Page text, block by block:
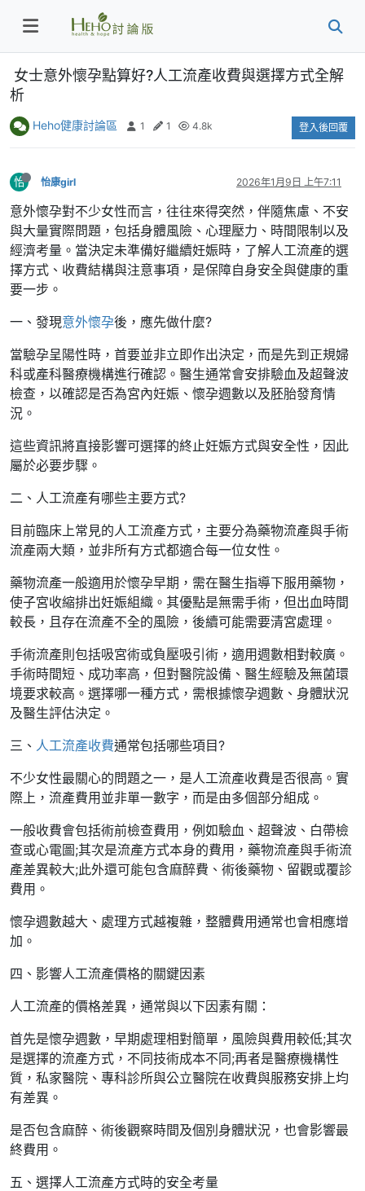
女士意外懷孕點算好?人工流產收費與選擇方式全解
析
Heho健康討論區 1 1 4.8k 登入後回覆
怡 怡康girl 2026年1月9日 上午7:11
意外懷孕對不少女性而言，往往來得突然，伴隨焦慮、不安
與大量實際問題，包括身體風險、心理壓力、時間限制以及
經濟考量。當決定未準備好繼續妊娠時，了解人工流產的選
擇方式、收費結構與注意事項，是保障自身安全與健康的重
要一步。
一、發現意外懷孕後，應先做什麼?
當驗孕呈陽性時，首要並非立即作出決定，而是先到正規婦
科或產科醫療機構進行確認。醫生通常會安排驗血及超聲波
檢查，以確認是否為宮內妊娠、懷孕週數以及胚胎發育情
況。
這些資訊將直接影響可選擇的終止妊娠方式與安全性，因此
屬於必要步驟。
二、人工流產有哪些主要方式?
目前臨床上常見的人工流產方式，主要分為藥物流產與手術
流產兩大類，並非所有方式都適合每一位女性。
藥物流產一般適用於懷孕早期，需在醫生指導下服用藥物，
使子宮收縮排出妊娠組織。其優點是無需手術，但出血時間
較長，且存在流產不全的風險，後續可能需要清宮處理。
手術流產則包括吸宮術或負壓吸引術，適用週數相對較廣。
手術時間短、成功率高，但對醫院設備、醫生經驗及無菌環
境要求較高。選擇哪一種方式，需根據懷孕週數、身體狀況
及醫生評估決定。
三、 人工流產收費通常包括哪些項目?
不少女性最關心的問題之一，是人工流產收費是否很高。實
際上，流產費用並非單一數字，而是由多個部分組成。
一般收費會包括術前檢查費用，例如驗血、超聲波、白帶檢
查或心電圖;其次是流產方式本身的費用，藥物流產與手術流
產差異較大;此外還可能包含麻醉費、術後藥物、留觀或覆診
費用。
懷孕週數越大、處理方式越複雜，整體費用通常也會相應增
加。
四、影響人工流產價格的關鍵因素
人工流產的價格差異，通常與以下因素有關：
首先是懷孕週數，早期處理相對簡單，風險與費用較低;其次
是選擇的流產方式，不同技術成本不同;再者是醫療機構性
質，私家醫院、專科診所與公立醫院在收費與服務安排上均
有差異。
是否包含麻醉、術後觀察時間及個別身體狀況，也會影響最
終費用。
五、選擇人工流產方式時的安全考量